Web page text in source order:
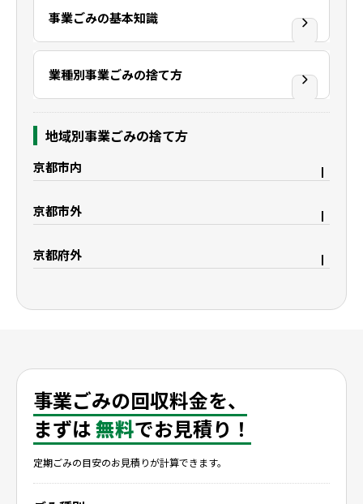
事業ごみの基本知識
業種別事業ごみの捨て方
地域別事業ごみの捨て方
京都市内
京都市中京区
京都市下京区
京都市西京区
京都市山科区
京都市南区
京都市外
八幡市
城陽市
京都府外
滋賀県大津市
滋賀県栗東市
事業ごみの回収料金を、
まずは無料でお見積り！
定期ごみの目安のお見積りが計算できます。